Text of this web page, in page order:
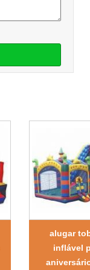
alugar
inflável